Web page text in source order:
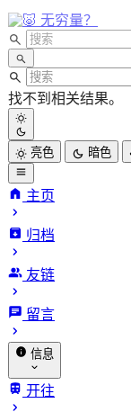
无穷量？
找不到相关结果。
亮色 暗色
主页
归档
友链
留言
信息
关于我
开往
归档